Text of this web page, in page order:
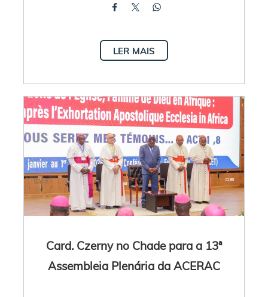
LER MAIS
Card. Czerny no Chade para a 13ª
Assembleia Plenária da ACERAC